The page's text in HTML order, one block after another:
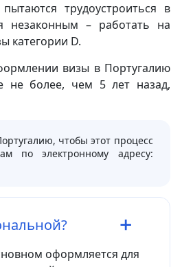
трудоустроиться в
незаконным – работать на
категории D.
визы в Португалию
не более, чем 5 лет назад,
чтобы этот процесс
по электронному адресу:
оформляется для